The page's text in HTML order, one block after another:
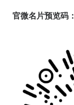
官微名片预览码：